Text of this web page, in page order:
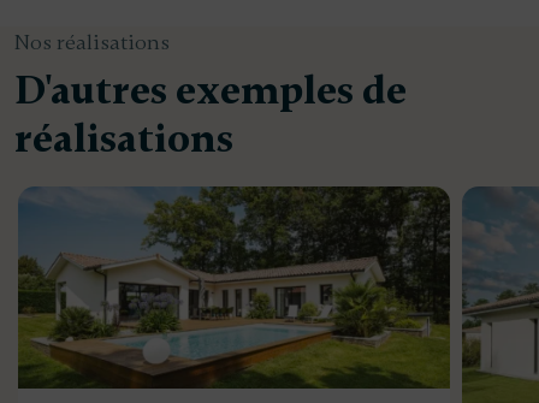
Nos réalisations
D'autres exemples de
réalisations